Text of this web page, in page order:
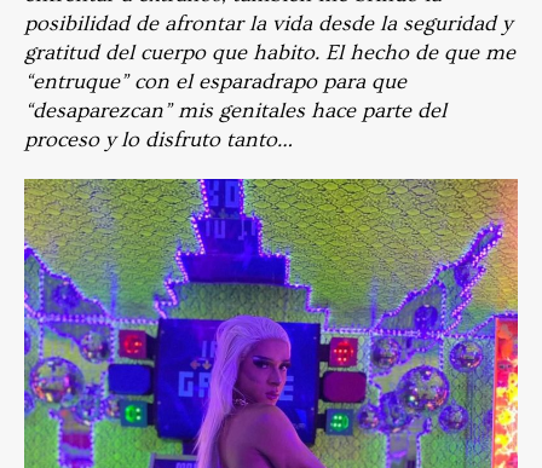
posibilidad de afrontar la vida desde la seguridad y
gratitud del cuerpo que habito. El hecho de que me
“entruque” con el esparadrapo para que
“desaparezcan” mis genitales hace parte del
proceso y lo disfruto tanto…